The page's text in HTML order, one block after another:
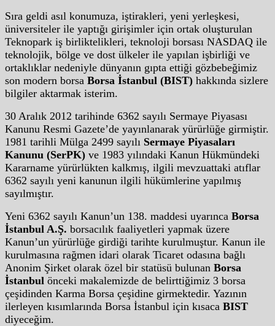
Sıra geldi asıl konumuza, iştirakleri, yeni yerleşkesi,
üniversiteler ile yaptığı girişimler için ortak oluşturulan
Teknopark iş birliktelikleri, teknoloji borsası NASDAQ ile
teknolojik, bölge ve dost ülkeler ile yapılan işbirliği ve
ortaklıklar nedeniyle dünyanın gıpta ettiği gözbebeğimiz
son modern borsa Borsa İstanbul (BIST) hakkında sizlere
bilgiler aktarmak isterim.
30 Aralık 2012 tarihinde 6362 sayılı Sermaye Piyasası
Kanunu Resmi Gazete’de yayınlanarak yürürlüğe girmiştir.
1981 tarihli Mülga 2499 sayılı Sermaye Piyasaları
Kanunu (SerPK) ve 1983 yılındaki Kanun Hükmündeki
Kararname yürürlükten kalkmış, ilgili mevzuattaki atıflar
6362 sayılı yeni kanunun ilgili hükümlerine yapılmış
sayılmıştır.
Yeni 6362 sayılı Kanun’un 138. maddesi uyarınca Borsa
İstanbul A.Ş. borsacılık faaliyetleri yapmak üzere
Kanun’un yürürlüğe girdiği tarihte kurulmuştur. Kanun ile
kurulmasına rağmen idari olarak Ticaret odasına bağlı
Anonim Şirket olarak özel bir statüsü bulunan Borsa
İstanbul önceki makalemizde de belirttiğimiz 3 borsa
çeşidinden Karma Borsa çeşidine girmektedir. Yazının
ilerleyen kısımlarında Borsa İstanbul için kısaca BIST
diyeceğim.